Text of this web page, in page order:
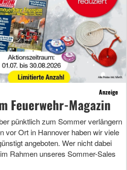
Anzeige
Feuerwehr-Magazin
pünktlich zum Sommer verlängern
vor Ort in Hannover haben wir viele
angeboten. Wer nicht dabei
Rahmen unseres Sommer-Sales